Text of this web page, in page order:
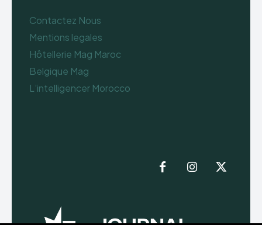
Contactez Nous
Mentions legales
Hôtellerie Mag Maroc
Belgique Mag
L’intelligencer Morocco